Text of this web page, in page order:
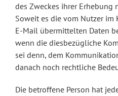
des Zweckes ihrer Erhebung
Soweit es die vom Nutzer
E-Mail übermittelten Daten
wenn die diesbezügliche
sei denn, dem
danach noch rechtliche
Die betroffene Person hat